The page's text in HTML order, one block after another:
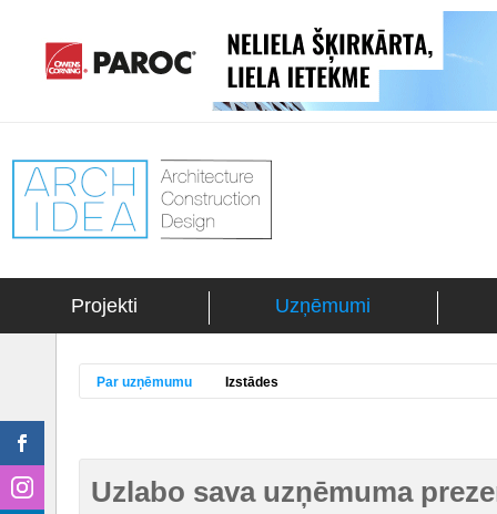
Projekti Uzņēmumi
Par uzņēmumu Izstādes
Uzlabo sava uzņēmuma